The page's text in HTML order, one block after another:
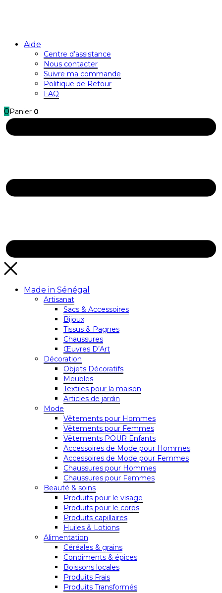
Aide
Centre d’assistance
Nous contacter
Suivre ma commande
Politique de Retour
FAQ
0 Panier 0
Made in Sénégal
Artisanat
Sacs & Accessoires
Bijoux
Tissus & Pagnes
Chaussures
Œuvres D’Art
Décoration
Objets Décoratifs
Meubles
Textiles pour la maison
Articles de jardin
Mode
Vêtements pour Hommes
Vêtements pour Femmes
Vêtements POUR Enfants
Accessoires de Mode pour Hommes
Accessoires de Mode pour Femmes
Chaussures pour Hommes
Chaussures pour Femmes
Beauté & soins
Produits pour le visage
Produits pour le corps
Produits capillaires
Huiles & Lotions
Alimentation
Céréales & grains
Condiments & épices
Boissons locales
Produits Frais
Produits Transformés